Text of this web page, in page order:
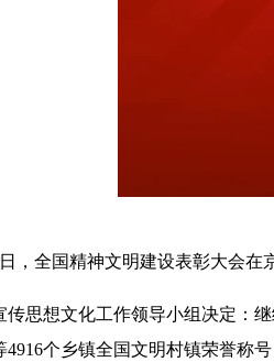
，全国精神文明建设表彰大会在
传思想文化工作领导小组决定：
4916个乡镇全国文明村镇荣誉称